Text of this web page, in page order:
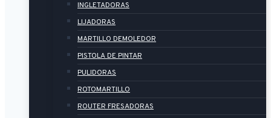
INGLETADORAS
LIJADORAS
MARTILLO DEMOLEDOR
PISTOLA DE PINTAR
PULIDORAS
ROTOMARTILLO
ROUTER FRESADORAS